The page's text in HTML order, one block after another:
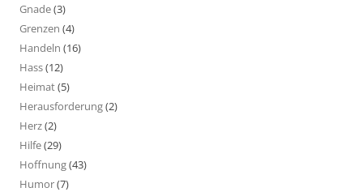
Gnade(3)
Grenzen (4)
Handeln (16)
Hass(12)
Heimat(5)
Herausforderung(2)
Herz(2)
Hilfe(29)
Hoffnung(43)
Humor(7)